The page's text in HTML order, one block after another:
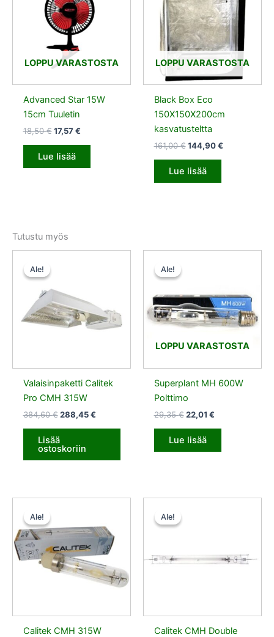
LOPPU VARASTOSTA
Advanced Star 15W
15cm Tuuletin
18,50€ 17,57€
Lue lisää
LOPPU VARASTOSTA
Black Box Eco
150X150X200cm
kasvatusteltta
161,00€ 144,90€
Lue lisää
Tutustu myös
Ale!
Ale!
Valaisinpaketti Calitek
Pro CMH 315W
384,60€ 288,45€
Lisää
ostoskoriin
Ale!
LOPPU VARASTOSTA
Ale!
Superplant MH 600W
Polttimo
29,35€ 22,01 €
Lue lisää
Ale!
Ale!
Calitek CMH 315W
90,50 €.67,87 €.
Ale!
Ale!
Calitek CMH Double